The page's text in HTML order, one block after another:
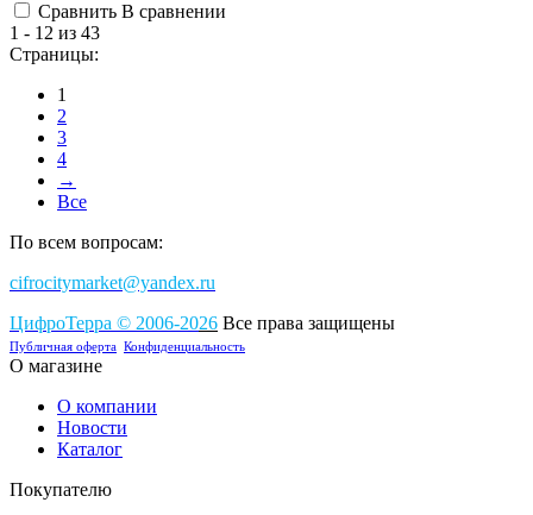
Сравнить В сравнении
1 - 12 из 43
Страницы:
1
2
3
4
→
Все
По всем вопросам:
cifrocitymarket@yandex.ru
ЦифроТерра © 2006-2026 Все права защищены
Публичная оферта Конфиденциальность
О магазине
О компании
Новости
Каталог
Покупателю